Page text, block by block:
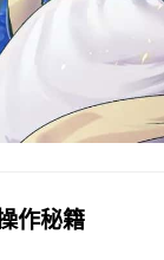
作秘籍